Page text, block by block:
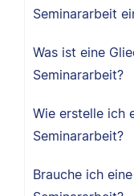
Seminararbeit
Was ist eine
Seminararbeit?
Wie erstelle ich
Seminararbeit?
Brauche ich